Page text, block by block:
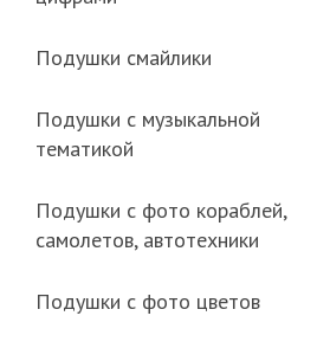
Подушки смайлики
Подушки с музыкальной
тематикой
Подушки с фото кораблей,
самолетов, автотехники
Подушки с фото цветов